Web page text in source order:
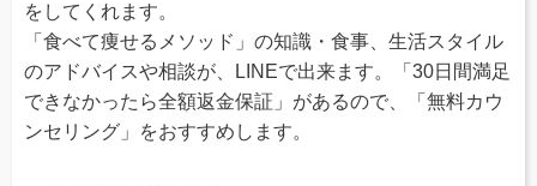
をしてくれます。
「食べて痩せるメソッド」の知識・食事、生活スタイル
のアドバイスや相談が、LINEで出来ます。「30日間満足
できなかったら全額返金保証」があるので、「無料カウ
ンセリング」をおすすめします。